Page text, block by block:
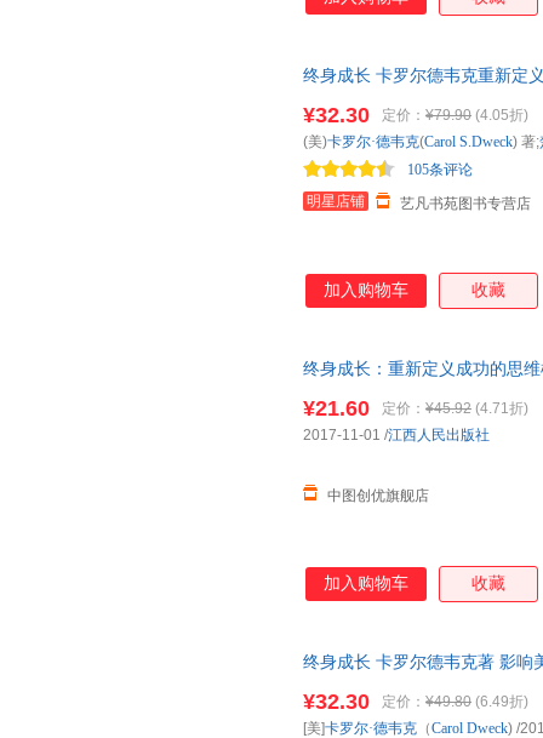
终身成长 卡罗尔德韦克重新定
¥32.30 定价： ¥79.90 (4.05折)
明星店铺 艺凡书苑图书专营店
105条评论
(美)卡罗尔·德韦克(Carol S.Dweck) 著;
加入购物车 收藏
终身成长：重新定义成功的思
¥21.60 定价： ¥45.92 (4.71折)
中图创优旗舰店
2017-11-01 /江西人民出版社
加入购物车 收藏
终身成长 卡罗尔德韦克著 影响
¥32.30 定价： ¥49.80 (6.49折)
[美]卡罗尔·德韦克 （Carol Dweck) /